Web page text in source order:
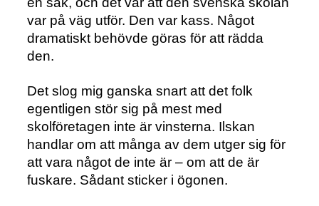
var på väg utför. Den var kass. Något
dramatiskt behövde göras för att rädda
den.
Det slog mig ganska snart att det folk
egentligen stör sig på mest med
skolföretagen inte är vinsterna. Ilskan
handlar om att många av dem utger sig för
att vara något de inte är – om att de är
fuskare. Sådant sticker i ögonen.